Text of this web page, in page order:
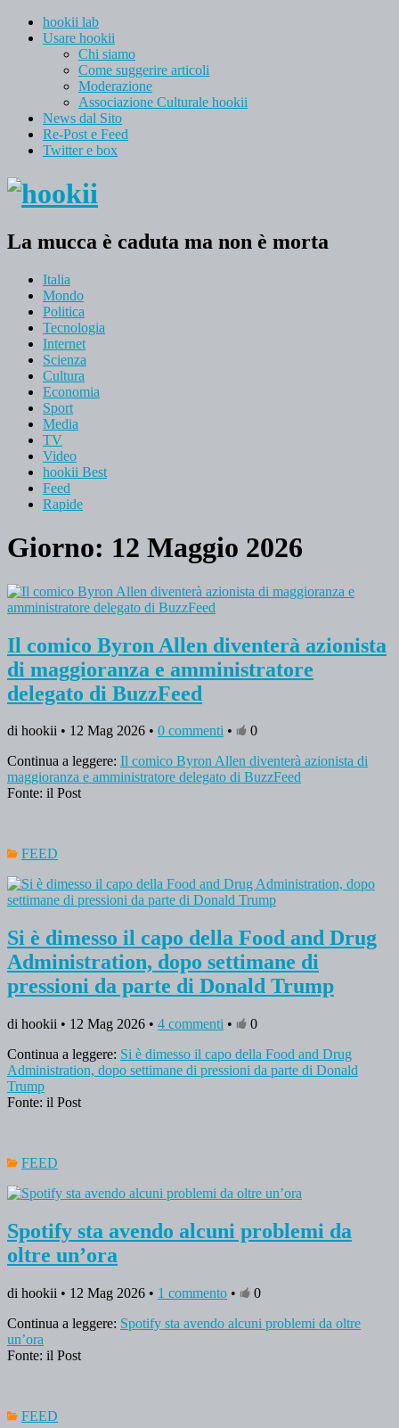
hookii lab
Usare hookii
Chi siamo
Come suggerire articoli
Moderazione
Associazione Culturale hookii
News dal Sito
Re-Post e Feed
Twitter e box
La mucca è caduta ma non è morta
Italia
Mondo
Politica
Tecnologia
Internet
Scienza
Cultura
Economia
Sport
Media
TV
Video
hookii Best
Feed
Rapide
Giorno: 12 Maggio 2026
Il comico Byron Allen diventerà azionista
di maggioranza e amministratore
delegato di BuzzFeed
di hookii • 12 Mag 2026 • 0 commenti •
0
Continua a leggere: Il comico Byron Allen diventerà azionista di
maggioranza e amministratore delegato di BuzzFeed
Fonte: il Post
FEED
Si è dimesso il capo della Food and Drug
Administration, dopo settimane di
pressioni da parte di Donald Trump
di hookii • 12 Mag 2026 • 4 commenti •
0
Continua a leggere: Si è dimesso il capo della Food and Drug
Administration, dopo settimane di pressioni da parte di Donald
Trump
Fonte: il Post
FEED
Spotify sta avendo alcuni problemi da
oltre un’ora
di hookii • 12 Mag 2026 • 1 commento •
0
Continua a leggere: Spotify sta avendo alcuni problemi da oltre
un’ora
Fonte: il Post
FEED